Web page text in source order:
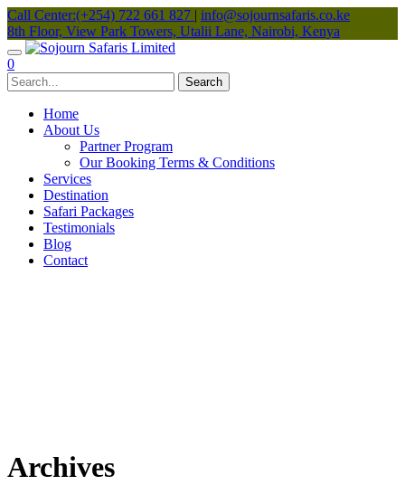
Call Center:(+254) 722 661 827 | info@sojournsafaris.co.ke
8th Floor, View Park Towers, Utalii Lane, Nairobi, Kenya
0
Home
About Us
Partner Program
Our Booking Terms & Conditions
Services
Destination
Safari Packages
Testimonials
Blog
Contact
Archives